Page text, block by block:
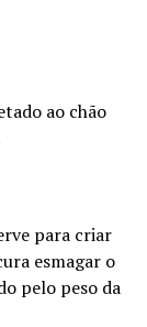
ao chão
para criar
esmagar o
pelo peso da